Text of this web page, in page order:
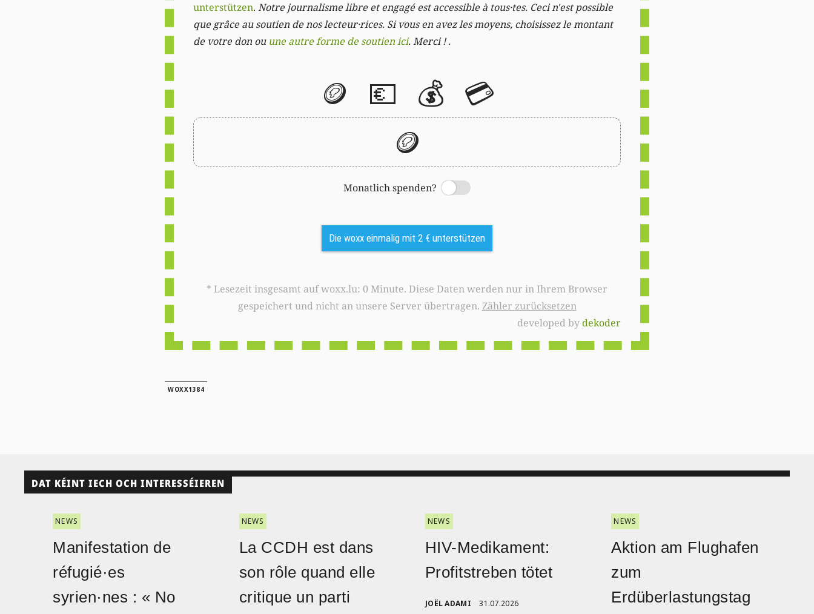
unterstützen. Notre journalisme libre et engagé est accessible à tous·tes. Ceci n'est possible
que grâce au soutien de nos lecteur·rices. Si vous en avez les moyens, choisissez le montant
de votre don ou une autre forme de soutien ici. Merci ! .
🪙 💶 💰 💳
🪙
Monatlich spenden?
Switch
Die woxx einmalig mit 2 € unterstützen
* Lesezeit insgesamt auf woxx.lu: 0 Minute. Diese Daten werden nur in Ihrem Browser
gespeichert und nicht an unsere Server übertragen. Zähler zurücksetzen
developed bydekoder
WOXX1384
DAT KÉINT IECH OCH INTERESSÉIEREN
NEWS
Manifestation de
réfugié·es
syrien·nes : « No
NEWS
La CCDH est dans
son rôle quand elle
critique un parti
NEWS
HIV-Medikament:
Profitstreben tötet
JOËL ADAMI 31.07.2026
NEWS
Aktion am Flughafen
zum
Erdüberlastungstag